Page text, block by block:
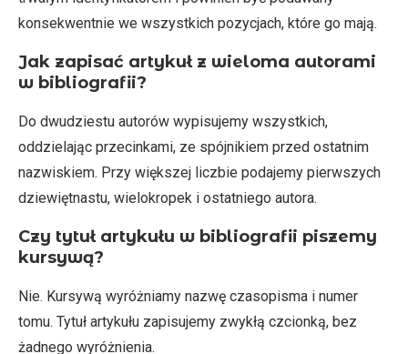
konsekwentnie we wszystkich pozycjach, które go mają.
Jak zapisać artykuł z wieloma autorami
w bibliografii?
Do dwudziestu autorów wypisujemy wszystkich,
oddzielając przecinkami, ze spójnikiem przed ostatnim
nazwiskiem. Przy większej liczbie podajemy pierwszych
dziewiętnastu, wielokropek i ostatniego autora.
Czy tytuł artykułu w bibliografii piszemy
kursywą?
Nie. Kursywą wyróżniamy nazwę czasopisma i numer
tomu. Tytuł artykułu zapisujemy zwykłą czcionką, bez
żadnego wyróżnienia.